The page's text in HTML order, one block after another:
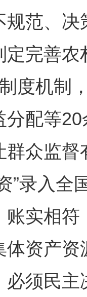
规范、
定完善
度机制
分配等
群众监
”录入全
实相符
体资产
须民主